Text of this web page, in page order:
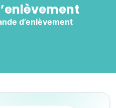
d’enlèvement